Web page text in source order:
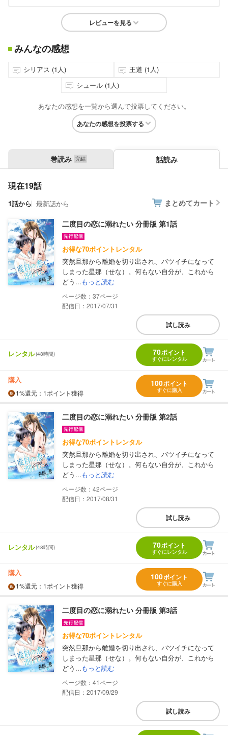
レビューを見る
みんなの感想
シリアス (1人)
王道 (1人)
シュール (1人)
あなたの感想を一覧から選んで投票してください。
あなたの感想を投票する
巻読み 話読み
現在19話
1話から 最新話から まとめてカート
二度目の恋に溺れたい 分冊版 第1話
お得な70ポイントレンタル
突然旦那から離婚を切り出され、バツイチになって
しまった星那（せな）。何もない自分が、これから
どう...もっと読む
37
配信日：2017/07/31
試し読み
レンタル(48時間) 70ポイント
すぐにレンタル
購入
1%還元 ：1ポイント獲得
100ポイント
すぐに購入
二度目の恋に溺れたい 分冊版 第2話
お得な70ポイントレンタル
突然旦那から離婚を切り出され、バツイチになって
しまった星那（せな）。何もない自分が、これから
どう...もっと読む
42
配信日：2017/08/31
試し読み
レンタル(48時間) 70ポイント
すぐにレンタル
購入
1%還元 ：1ポイント獲得
100ポイント
すぐに購入
二度目の恋に溺れたい 分冊版 第3話
お得な70ポイントレンタル
突然旦那から離婚を切り出され、バツイチになって
しまった星那（せな）。何もない自分が、これから
どう...もっと読む
41
配信日：2017/09/29
試し読み